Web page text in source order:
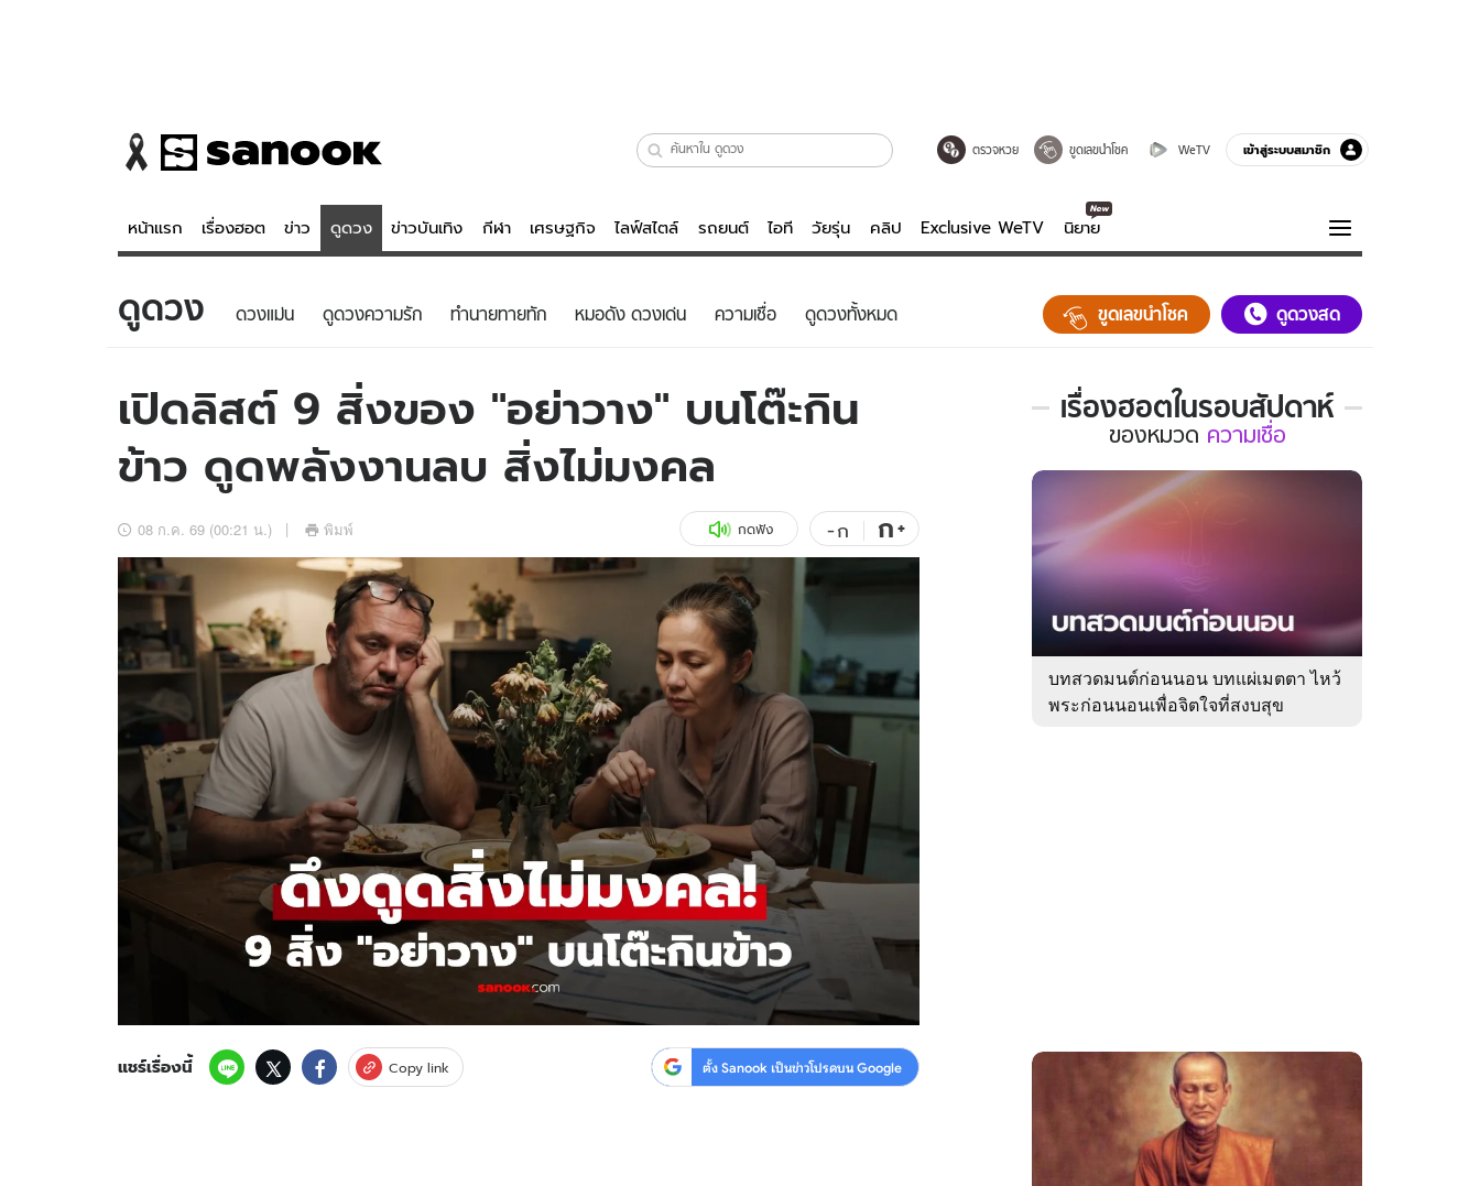
ตรวจหวย ขูดเลขนำโชค WeTV เข้าสู่ระบบสมาชิก
หน้าแรก เรื่องฮอต ข่าว ดูดวง ข่าวบันเทิง กีฬา เศรษฐกิจ ไลฟ์สไตล์ รถยนต์ ไอที วัยรุ่น คลิป Exclusive WeTV นิยาย
ข่าว
ข่าวบันเทิง
ข่าวกีฬา
ข่าวเศรษฐกิจ
อัปเดตจีน
เช็กข่าวชัวร์
ดูดวง - ตรวจหวย
สถิติหวยไทย
หวยลาว
ไลฟ์สไตล์
วัยรุ่น
ไอที
รถยนต์
สุขภาพ
เที่ยว-กิน
Tasteful Thailand
Sanook Choice
ดูทีวี
WeTV
นิยาย
ความรู้รอบตัว
ฮาวทู
ดาวน์โหลดสนุกแอปฟรี ติดตามสนุกโซเชียลได้ที่
สงวนลิขสิทธิ์ © 2569บริษัท อิมเมจ ฟิวเจอร์ (ประเทศไทย) จำกัด
ดูดวง ดวงแม่น ดูดวงความรัก ทํานายทายทัก หมอดัง ดวงเด่น ความเชื่อ ดูดวงทั้งหมด ขูดเลขนำโชค ดูดวงสด
เปิดลิสต์ 9 สิ่งของ "อย่าวาง" บนโต๊ะกิน
ข้าว ดูดพลังงานลบ สิ่งไม่มงคล
08 ก.ค. 69 (00:21 น.) พิมพ์ กดฟัง -ก ก+
แชร์เรื่องนี้ Copy link ตั้ง Sanook เป็นข่าวโปรดบน Google
เรื่องฮอตในรอบสัปดาห์
เรื่อง
ใน
รอบ
ของ
หมวด
ความ
ของหมวด ความเชื่อ
บทสวดมนต์ก่อนนอน บทแผ่เมตตา ไหว้
พระก่อนนอนเพื่อจิตใจที่สงบสุข